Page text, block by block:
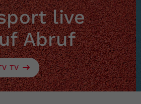
live
Abruf
TV